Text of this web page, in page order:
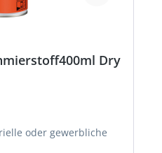
Dry
gewerbliche